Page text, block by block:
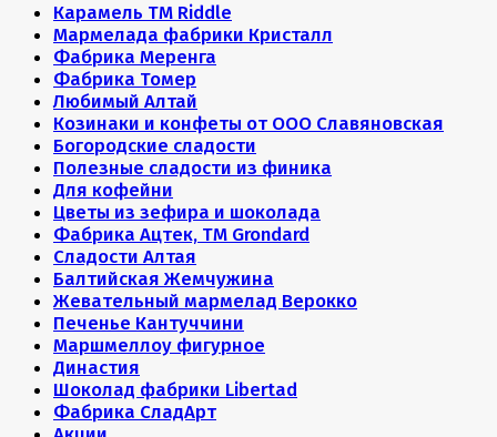
Карамель ТМ Riddle
Мармелада фабрики Кристалл
Фабрика Меренга
Фабрика Томер
Любимый Алтай
Козинаки и конфеты от ООО Славяновская
Богородские сладости
Полезные сладости из финика
Для кофейни
Цветы из зефира и шоколада
Фабрика Ацтек, ТМ Grondard
Сладости Алтая
Балтийская Жемчужина
Жевательный мармелад Верокко
Печенье Кантуччини
Маршмеллоу фигурное
Династия
Шоколад фабрики Libertad
Фабрика СладАрт